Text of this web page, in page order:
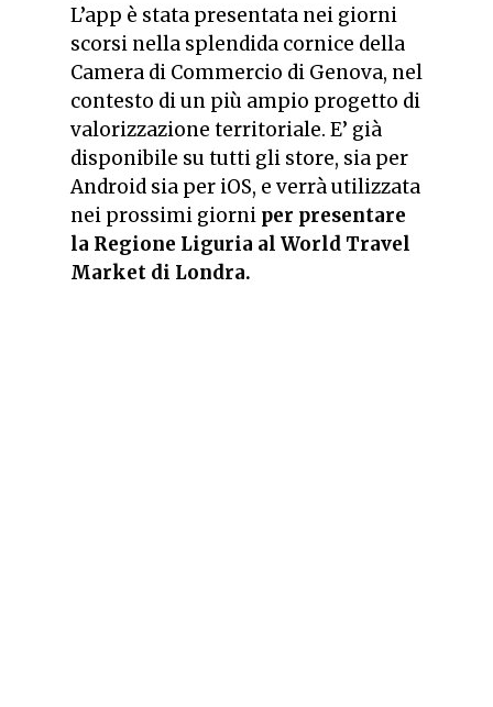
L’app è stata presentata nei giorni
scorsi nella splendida cornice della
Camera di Commercio di Genova, nel
contesto di un più ampio progetto di
valorizzazione territoriale. E’ già
disponibile su tutti gli store, sia per
Android sia per iOS, e verrà utilizzata
nei prossimi giorni per presentare
la Regione Liguria al World Travel
Market di Londra.